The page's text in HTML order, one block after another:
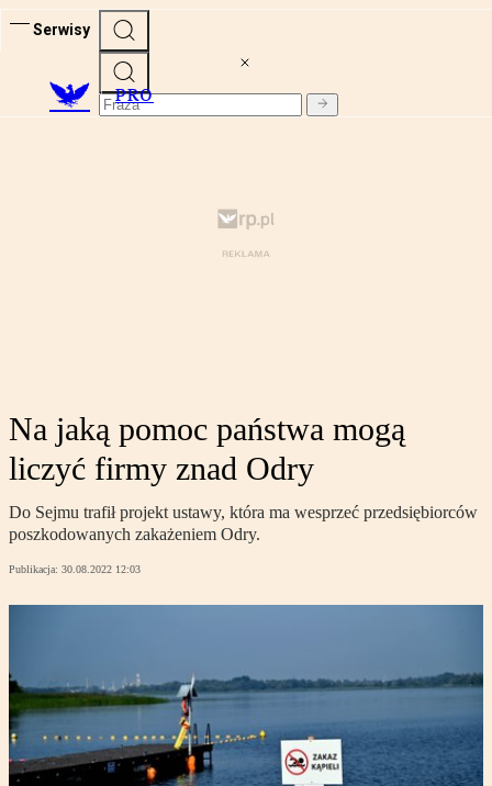
Serwisy
PRO
Na jaką pomoc państwa mogą
liczyć firmy znad Odry
Do Sejmu trafił projekt ustawy, która ma wesprzeć przedsiębiorców
poszkodowanych zakażeniem Odry.
Publikacja: 30.08.2022 12:03